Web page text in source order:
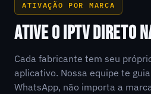
ATIVAÇÃO POR MARCA
ATIVE O IPTV DIRETO
Cada fabricante tem seu
aplicativo. Nossa equipe te
WhatsApp, não importa a